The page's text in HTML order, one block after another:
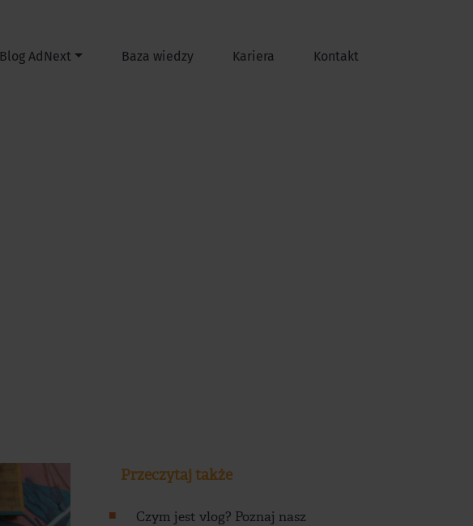
Blog AdNext Baza wiedzy Kariera Kontakt
Przeczytaj także
Czym jest vlog? Poznaj nasz